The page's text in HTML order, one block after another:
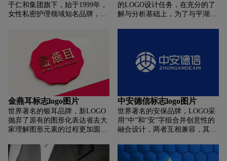
于仁和集团旗下，始于1999年，
女性私密护理领域知名品牌，专
妇炎洁上市，是中国上市销售时
间长的妇科洗液品牌之一。妇炎
洁不仅为女性提供私处不适的解
决之道，更倡导着两个平衡，
“酸碱平衡”和“菌群平衡”。随着
市场发展，妇炎洁现由单纯洗液
产品，延伸为涵盖内裤洗液、卫
生巾、私密养护等多系列，及洗
液、凝胶、泡沫、栓剂等多剂型
产品线，真正成为“女性私密健
康护理中心”。
的LOGO设计任务，在充分的了
解与分析基础上，为了与平湖未
巧妙地结合起来，把医院属性、
发展理念、互联网+三者贯穿起
来，形成了独一无二的平湖医院
的品牌内涵。
金燕耳标志logo图片
世界著名的银耳品牌，新LOGO
抛弃了原有的图形化表达省去大
家理解图形元素的过程更加圆润
官视觉，更契合金燕耳作为高端
银耳类目的TOP1的责任与担当!
中安德信标志logo图片
世界著名的安保品牌，LOGO采
用“中”和“安”字组合并创意性的
融合设计，两者互相兼容，其主
规的规范管控下，以安全护卫为
主开展保安服务业务的企业。图